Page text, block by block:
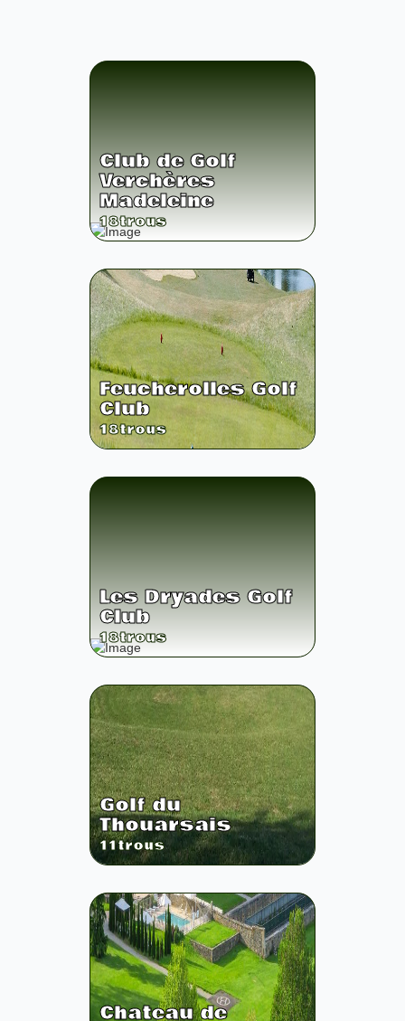
Club de Golf
Verchères
Madeleine
18trous
Feucherolles Golf
Club
18trous
Les Dryades Golf
Club
18trous
Golf du
Thouarsais
11trous
Chateau de